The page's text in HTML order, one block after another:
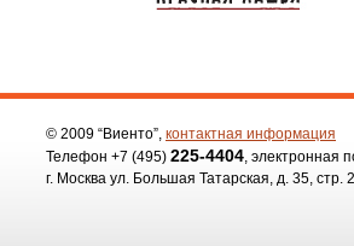
© 2009 “Виенто”, контактная информация
Телефон +7 (495) 225-4404, электронная
г. Москва ул. Большая Татарская, д. 35, стр.